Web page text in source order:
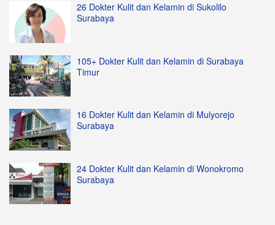
26 Dokter Kulit dan Kelamin di Sukolilo
Surabaya
105+ Dokter Kulit dan Kelamin di Surabaya
Timur
16 Dokter Kulit dan Kelamin di Mulyorejo
Surabaya
24 Dokter Kulit dan Kelamin di Wonokromo
Surabaya